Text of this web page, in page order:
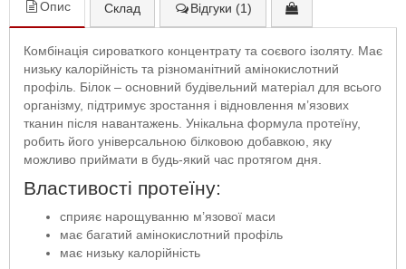
Опис Склад Відгуки (1)
Комбінація сироваткого концентрату та соєвого ізоляту. Має
низьку калорійність та різноманітний амінокислотний
профіль. Білок – основний будівельний матеріал для всього
організму, підтримує зростання і відновлення м’язових
тканин після навантажень. Унікальна формула протеїну,
робить його універсальною білковою добавкою, яку
можливо приймати в будь-який час протягом дня.
Властивості протеїну:
сприяє нарощуванню м’язової маси
має багатий амінокислотний профіль
має низьку калорійність